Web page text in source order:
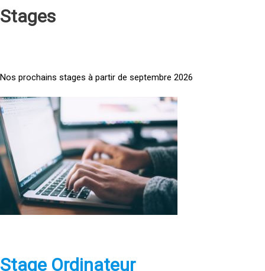
Stages
Nos prochains stages à partir de septembre 2026
<
a
h
e
f
pStage Ordinateur